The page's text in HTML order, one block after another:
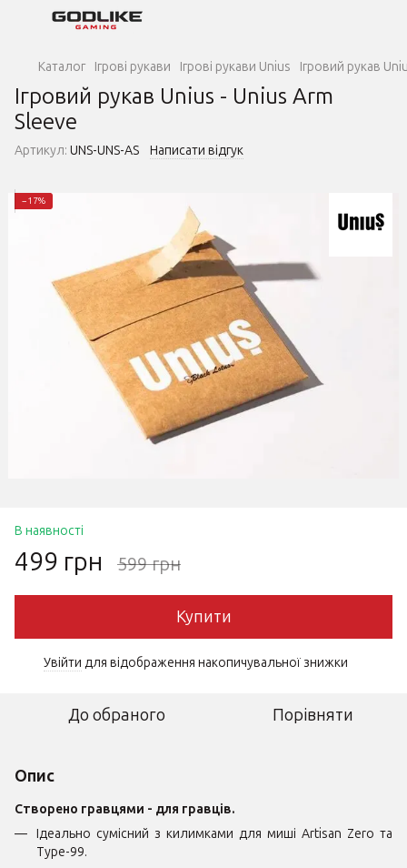
Каталог Ігрові рукави Ігрові рукави Unius Ігровий рукав
Ігровий рукав Unius - Unius Arm
Sleeve
Артикул: UNS-UNS-AS Написати відгук
−17%
В наявності
499 грн 599 грн
Купити
Увійти для відображення накопичувальної знижки
До обраного Порівняти
Опис
Створено гравцями - для гравців.
Ідеально сумісний з килимками для миші Artisan Zero та
Type-99.